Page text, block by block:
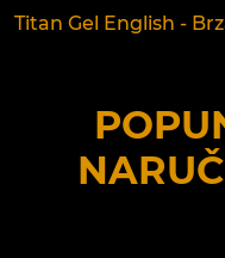
Titan Gel English -